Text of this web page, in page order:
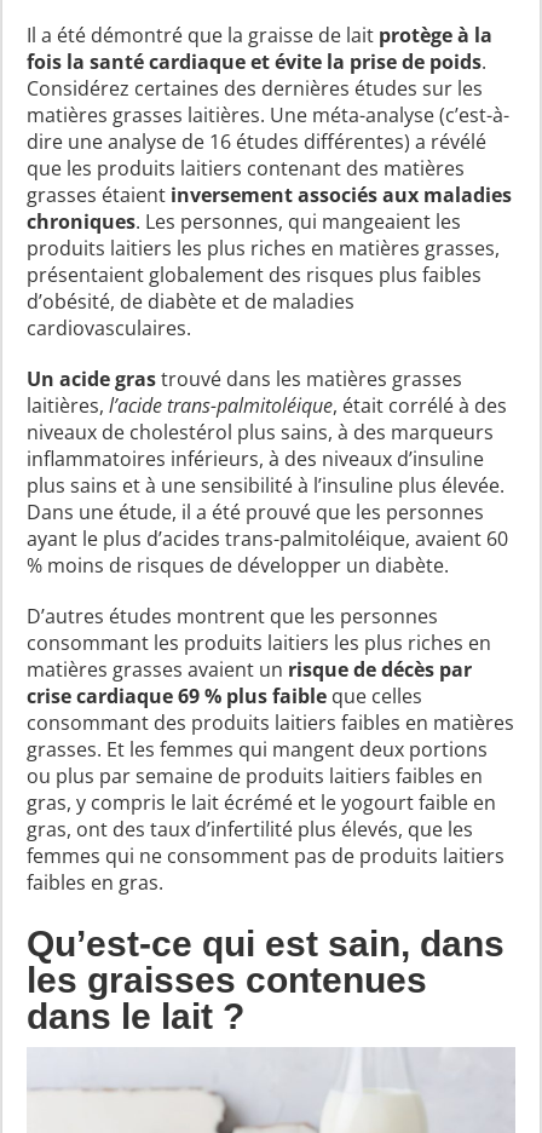
Il a été démontré que la graisse de lait protège à la
fois la santé cardiaque et évite la prise de poids.
Considérez certaines des dernières études sur les
matières grasses laitières. Une méta-analyse (c’est-à-
dire une analyse de 16 études différentes) a révélé
que les produits laitiers contenant des matières
grasses étaient inversement associés aux maladies
chroniques. Les personnes, qui mangeaient les
produits laitiers les plus riches en matières grasses,
présentaient globalement des risques plus faibles
d’obésité, de diabète et de maladies
cardiovasculaires.
Un acide grastrouvé dans les matières grasses
laitières,l’acide trans-palmitoléique, était corrélé à des
niveaux de cholestérol plus sains, à des marqueurs
inflammatoires inférieurs, à des niveaux d’insuline
plus sains et à une sensibilité à l’insuline plus élevée.
Dans une étude, il a été prouvé que les personnes
ayant le plus d’acides trans-palmitoléique, avaient 60
% moins de risques de développer un diabète.
D’autres études montrent que les personnes
consommant les produits laitiers les plus riches en
matières grasses avaient un risque de décès par
crise cardiaque 69 % plus faible que celles
consommant des produits laitiers faibles en matières
grasses. Et les femmes qui mangent deux portions
ou plus par semaine de produits laitiers faibles en
gras, y compris le lait écrémé et le yogourt faible en
gras, ont des taux d’infertilité plus élevés, que les
femmes qui ne consomment pas de produits laitiers
faibles en gras.
Qu’est-ce qui est sain, dans
les graisses contenues
dans le lait ?